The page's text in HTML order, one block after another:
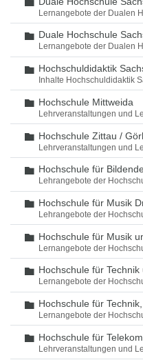
Lernangebote der Dualen
Ordner
Duale Hochschule
Lernangebote der Dualen
Ordner
Hochschuldidaktik
Inhalte Hochschuldidaktik
Ordner
Hochschule Mittweida
Lehrveranstaltungen und
Ordner
Hochschule Zittau /
Lehrveranstaltungen und
Ordner
Hochschule für
Lehrangebote der
Ordner
Hochschule für Musik
Lehrangebote der
Ordner
Hochschule für Musik
Lernangebote der
Ordner
Hochschule für
Lernangebote der
Ordner
Hochschule für
Lernangebote der
Ordner
Hochschule für
Lehrveranstaltungen und